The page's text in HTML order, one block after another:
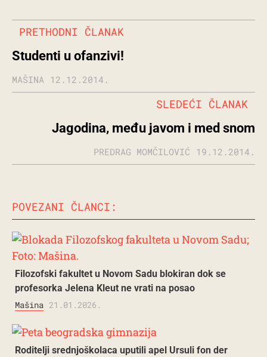
PRETHODNI ČLANAK
Studenti u ofanzivi!
MAŠINA 12.12.2014.
Jagodina, među javom i med snom
SLEDEĆI ČLANAK
PREDRAG MOMČILOVIĆ 19.12.2014.
POVEZANI ČLANCI:
Filozofski fakultet u Novom Sadu blokiran dok se
profesorka Jelena Kleut ne vrati na posao
Mašina 21.01.2026.
Roditelji srednjoškolaca uputili apel Ursuli fon der